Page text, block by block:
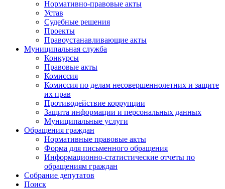
Нормативно-правовые акты
Устав
Судебные решения
Проекты
Правоустанавливающие акты
Муниципальная служба
Конкурсы
Правовые акты
Комиссия
Комиссия по делам несовершеннолетних и защите
их прав
Противодействие коррупции
Защита информации и персональных данных
Муниципальные услуги
Обращения граждан
Нормативные правовые акты
Форма для письменного обращения
Информационно-статистические отчеты по
обращениям граждан
Собрание депутатов
Поиск